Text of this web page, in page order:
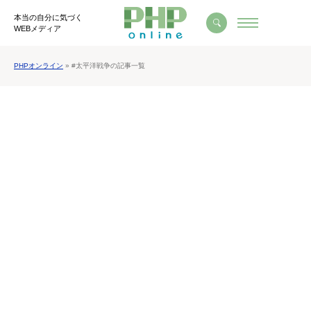
本当の自分に気づく
WEBメディア
PHPオンライン » #太平洋戦争の記事一覧